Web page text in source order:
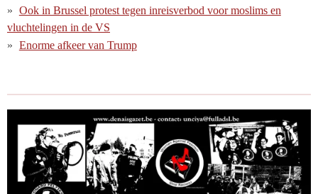
Ook in Brussel protest tegen inreisverbod voor moslims en
vluchtelingen in de VS
Enorme afkeer van Trump